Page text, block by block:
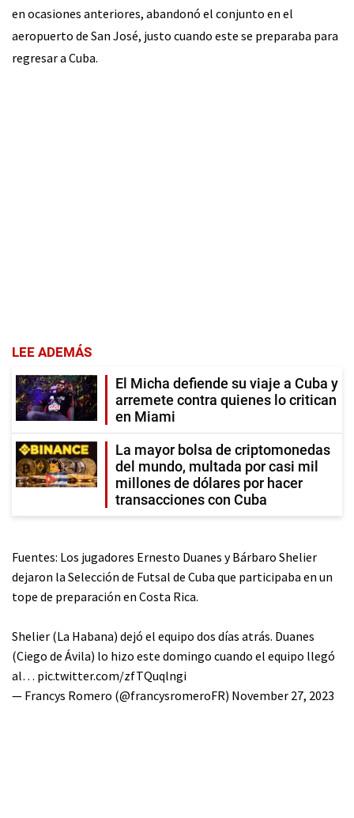
en ocasiones anteriores, abandonó el conjunto en el
aeropuerto de San José, justo cuando este se preparaba para
regresar a Cuba.
LEE ADEMÁS
El Micha defiende su viaje a Cuba y
arremete contra quienes lo critican
en Miami
La mayor bolsa de criptomonedas
del mundo, multada por casi mil
millones de dólares por hacer
transacciones con Cuba
Fuentes: Los jugadores Ernesto Duanes y Bárbaro Shelier
dejaron la Selección de Futsal de Cuba que participaba en un
tope de preparación en Costa Rica.
Shelier (La Habana) dejó el equipo dos días atrás. Duanes
(Ciego de Ávila) lo hizo este domingo cuando el equipo llegó
al… pic.twitter.com/zfTQuqlngi
— Francys Romero (@francysromeroFR) November 27, 2023